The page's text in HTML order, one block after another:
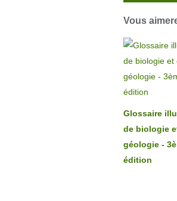
Vous
Glossaire
de biologie
géologie -
édition